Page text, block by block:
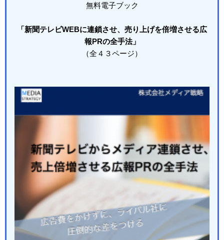
無料電子ブック
「新聞テレビWEBに連鎖させ、 売り上げを倍増させる広
報PRの全手法」
（全４３ページ）